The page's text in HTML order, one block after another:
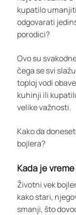
kupatilo
odgovarati
porodici?
Ovo su
čega se svi
toploj vodi
kuhinji ili
velike važnosti.
Kako da
bojlera?
Kada je
Životni vek
kako stari,
smanji, što